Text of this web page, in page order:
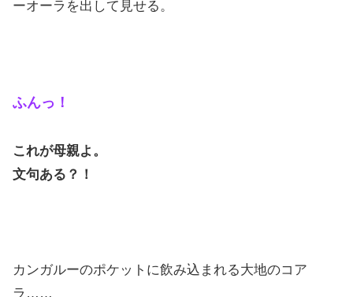
ーオーラを出して見せる。
ふんっ！
これが母親よ。
文句ある？！
カンガルーのポケットに飲み込まれる大地のコア
ラ……